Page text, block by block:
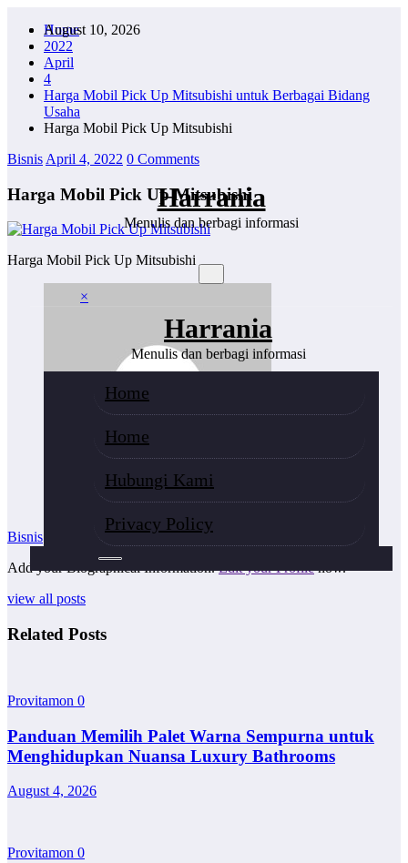
content
August 10, 2026
Harrania
Menulis dan berbagi informasi
×
Harrania
Menulis dan berbagi informasi
Home
Home
Hubungi Kami
Privacy Policy
Home
2022
April
4
Harga Mobil Pick Up Mitsubishi untuk Berbagai Bidang
Usaha
Harga Mobil Pick Up Mitsubishi
Bisnis April 4, 2022 0 Comments
Harga Mobil Pick Up Mitsubishi
Harga Mobil Pick Up Mitsubishi
Bisnis
Add your Biographical Information.Edit your Profilenow.
view all posts
Related Posts
Provitamon 0
Panduan Memilih Palet Warna Sempurna untuk
Menghidupkan Nuansa Luxury Bathrooms
August 4, 2026
Provitamon 0